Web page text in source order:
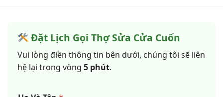
Đặt Lịch Gọi Thợ Sửa Cửa Cuốn
Vui lòng điền thông tin bên dưới, chúng tôi sẽ liên
hệ lại trong vòng 5 phút.